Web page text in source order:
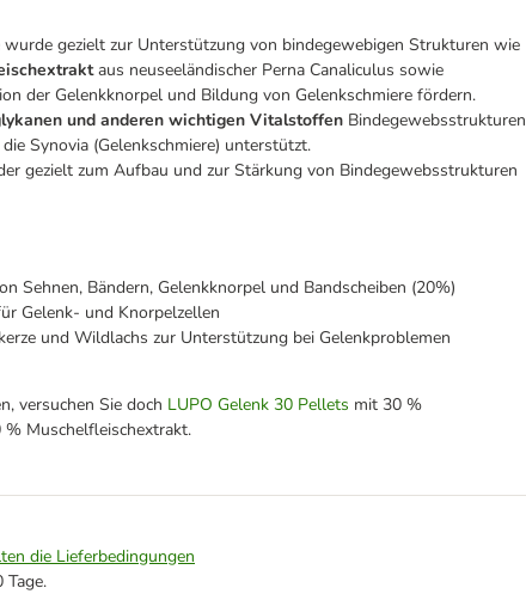
gezielt zur Unterstützung von bindegewebigen Strukturen wie
aus neuseeländischer Perna Canaliculus sowie
der Gelenkknorpel und Bildung von Gelenkschmiere fördern.
und anderen wichtigen Vitalstoffen Bindegewebsstrukturen
Synovia (Gelenkschmiere) unterstützt.
gezielt zum Aufbau und zur Stärkung von Bindegewebsstrukturen
Bändern, Gelenkknorpel und Bandscheiben (20%)
Gelenk- und Knorpelzellen
und Wildlachs zur Unterstützung bei Gelenkproblemen
versuchen Sie doch LUPO Gelenk 30 Pellets mit 30 %
% Muschelfleischextrakt.
die Lieferbedingungen